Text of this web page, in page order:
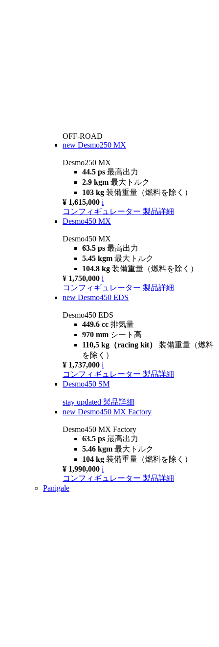
OFF-ROAD
new Desmo250 MX
Desmo250 MX
44.5 ps 最高出力
2.9 kgm 最大トルク
103 kg 装備重量（燃料を除く）
¥ 1,615,000 i
コンフィギュレーター 製品詳細
Desmo450 MX
Desmo450 MX
63.5 ps 最高出力
5.45 kgm 最大トルク
104.8 kg 装備重量（燃料を除く）
¥ 1,750,000 i
コンフィギュレーター 製品詳細
new Desmo450 EDS
Desmo450 EDS
449.6 cc 排気量
970 mm シート高
110,5 kg（racing kit） 装備重量（燃料
を除く）
¥ 1,737,000 i
コンフィギュレーター 製品詳細
Desmo450 SM
stay updated 製品詳細
new Desmo450 MX Factory
Desmo450 MX Factory
63.5 ps 最高出力
5.46 kgm 最大トルク
104 kg 装備重量（燃料を除く）
¥ 1,990,000 i
コンフィギュレーター 製品詳細
Panigale